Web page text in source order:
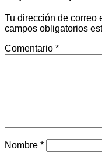
Tu dirección de correo
campos obligatorios
Comentario *
Nombre *